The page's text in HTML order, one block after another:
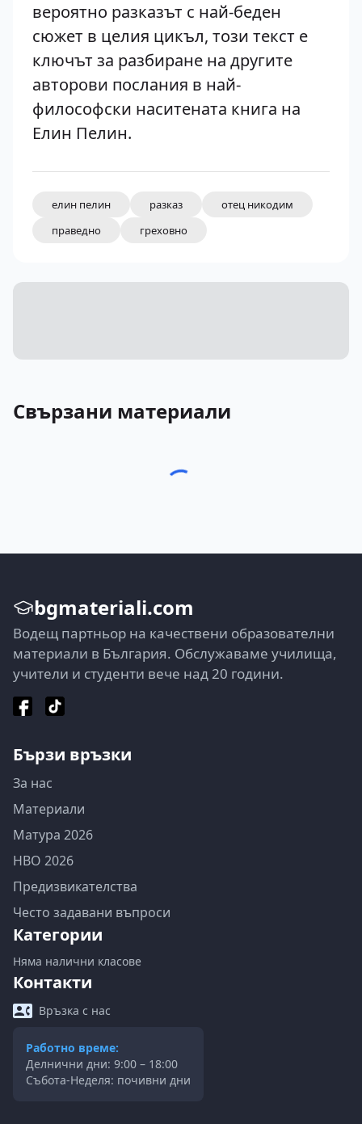
вероятно разказът с най-беден
сюжет в целия цикъл, този текст е
ключът за разбиране на другите
авторови послания в най-
философски наситената книга на
Елин Пелин.
елин пелин разказ
отец никодим
праведно
греховно
Свързани материали
bgmateriali.com
Водещ партньор на качествени образователни
материали в България. Обслужаваме училища,
учители и студенти вече над 20 години.
Бързи връзки
За нас
Материали
Матура 2026
НВО 2026
Предизвикателства
Често задавани въпроси
Категории
Няма налични класове
Контакти
Връзка с нас
Работно време:
Делнични дни: 9:00 – 18:00
Събота-Неделя: почивни дни